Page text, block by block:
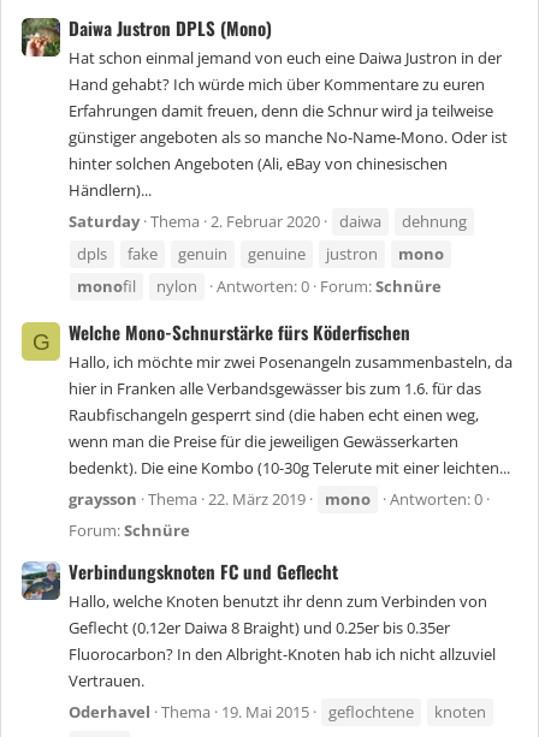
Daiwa Justron DPLS (Mono)
Hat schon einmal jemand von euch eine Daiwa Justron in der
Hand gehabt? Ich würde mich über Kommentare zu euren
Erfahrungen damit freuen, denn die Schnur wird ja teilweise
günstiger angeboten als so manche No-Name-Mono. Oder ist
hinter solchen Angeboten (Ali, eBay von chinesischen
Händlern)...
Saturday Thema 2. Februar 2020 daiwa
dehnung
dpls
fake genuin genuine justron
mono
monofil nylon Antworten: 0 Forum:Schnüre
G Welche Mono-Schnurstärke fürs Köderfischen
Hallo, ich möchte mir zwei Posenangeln zusammenbasteln, da
hier in Franken alle Verbandsgewässer bis zum 1.6. für das
Raubfischangeln gesperrt sind (die haben echt einen weg,
wenn man die Preise für die jeweiligen Gewässerkarten
bedenkt). Die eine Kombo (10-30g Telerute mit einer leichten...
graysson Thema 22. März 2019 mono
Antworten: 0
Forum:Schnüre
Verbindungsknoten FC und Geflecht
Hallo, welche Knoten benutzt ihr denn zum Verbinden von
Geflecht (0.12er Daiwa 8 Braight) und 0.25er bis 0.35er
Fluorocarbon? In den Albright-Knoten hab ich nicht allzuviel
Vertrauen.
Oderhavel Thema 19. Mai 2015 geflochtene
knoten